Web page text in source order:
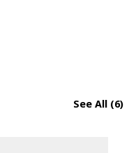
See All (6)